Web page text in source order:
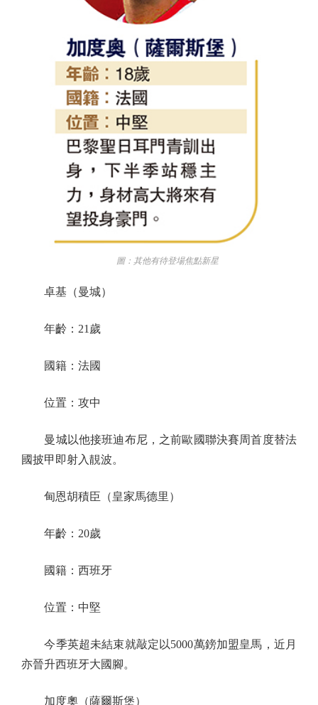
圖：其他有待登場焦點新星
卓基（曼城）
年齡：21歲
國籍：法國
位置：攻中
曼城以他接班迪布尼，之前歐國聯決賽周首度替法
國披甲即射入靚波。
甸恩胡積臣（皇家馬德里）
年齡：20歲
國籍：西班牙
位置：中堅
今季英超未結束就敲定以5000萬鎊加盟皇馬，近月
亦晉升西班牙大國腳。
加度奧（薩爾斯堡）